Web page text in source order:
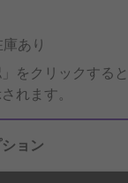
あり
」をクリックする
れます。
ョン